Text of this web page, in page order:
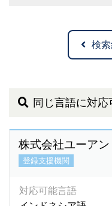
検
同じ言語に対
株式会社ユーアン
登録支援機関
対応可能言語